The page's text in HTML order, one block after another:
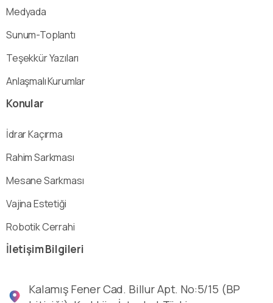
Medyada
Sunum-Toplantı
Teşekkür Yazıları
Anlaşmalı Kurumlar
Konular
İdrar Kaçırma
Rahim Sarkması
Mesane Sarkması
Vajina Estetiği
Robotik Cerrahi
İletişimBilgileri
Kalamış Fener Cad. Billur Apt. No:5/15 (BP